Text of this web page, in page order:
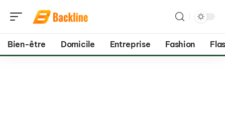
Bien-être Domicile Entreprise Fashion